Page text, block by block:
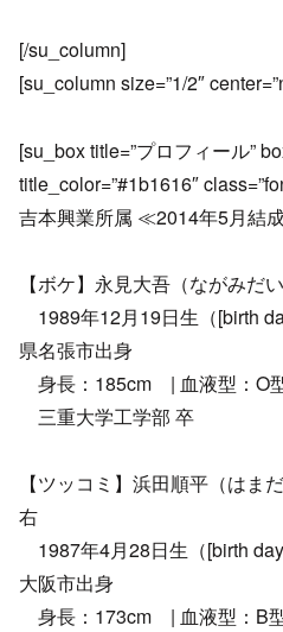
[/su_column]
[su_column size=”1/2″
[su_box title=”プロフィール”
title_color=”#1b1616″
吉本興業所属 ≪2014年5月結
【ボケ】永見大吾（ながみだ
1989年12月19日生（[birth
県名張市出身
身長：185cm | 血液型：O
三重大学工学部 卒
【ツッコミ】浜田順平（はま
右
1987年4月28日生（[birth
大阪市出身
身長：173cm | 血液型：B